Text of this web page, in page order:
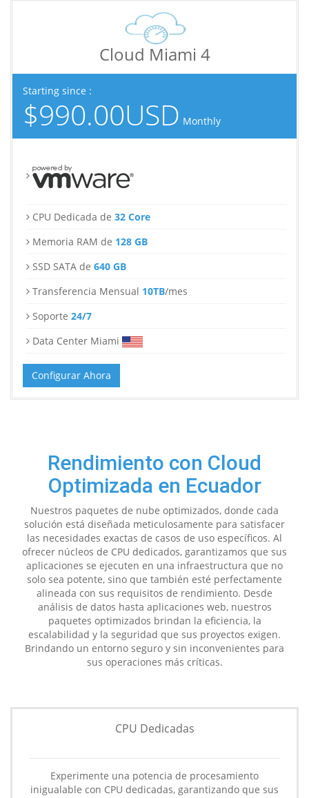
Cloud Miami 4
Starting since :
$990.00USD Monthly
CPU Dedicada de 32 Core
Memoria RAM de 128 GB
SSD SATA de 640 GB
Transferencia Mensual 10TB/mes
Soporte 24/7
Data Center Miami
Configurar Ahora
Rendimiento con Cloud
Optimizada en Ecuador
Nuestros paquetes de nube optimizados, donde cada
solución está diseñada meticulosamente para satisfacer
las necesidades exactas de casos de uso específicos. Al
ofrecer núcleos de CPU dedicados, garantizamos que sus
aplicaciones se ejecuten en una infraestructura que no
solo sea potente, sino que también esté perfectamente
alineada con sus requisitos de rendimiento. Desde
análisis de datos hasta aplicaciones web, nuestros
paquetes optimizados brindan la eficiencia, la
escalabilidad y la seguridad que sus proyectos exigen.
Brindando un entorno seguro y sin inconvenientes para
sus operaciones más críticas.
CPU Dedicadas
Experimente una potencia de procesamiento
inigualable con CPU dedicadas, garantizando que sus